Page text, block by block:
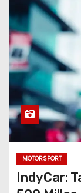
MOTORSPORT
IndyCar: